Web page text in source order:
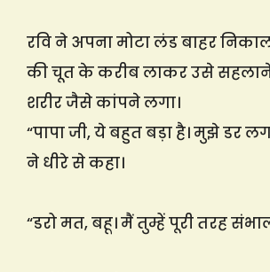
रवि ने अपना मोटा लंड बाहर
की चूत के करीब लाकर उसे सहलाने
शरीर जैसे कांपने लगा।
“पापा जी, ये बहुत बड़ा है। मुझे डर लग
ने धीरे से कहा।
“डरो मत, बहू। मैं तुम्हें पूरी तरह